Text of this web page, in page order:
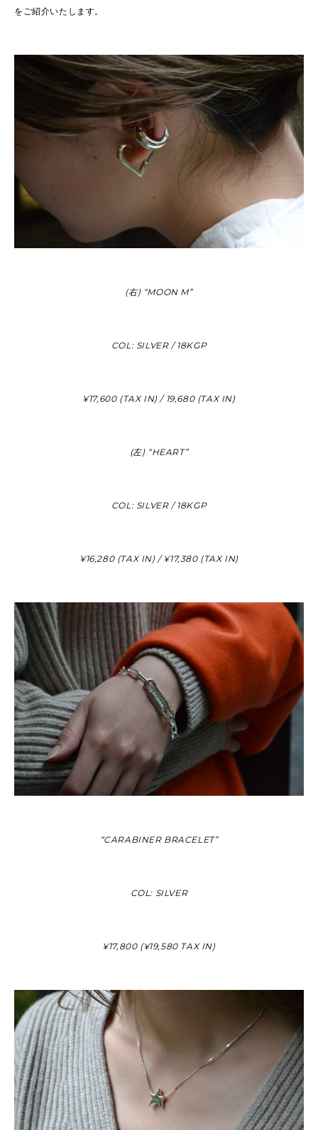
をご紹介いたします。
(右) “MOON M”
COL: SILVER / 18KGP
¥17,600 (TAX IN) / 19,680 (TAX IN)
(左) “HEART”
COL: SILVER / 18KGP
¥16,280 (TAX IN) / ¥17,380 (TAX IN)
“CARABINER BRACELET”
COL: SILVER
¥17,800 (¥19,580 TAX IN)